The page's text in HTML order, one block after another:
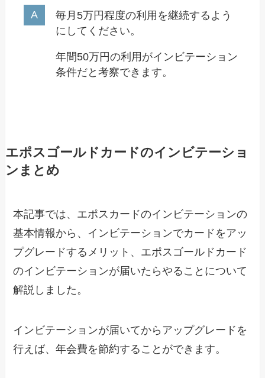
毎月5万円程度の利用を継続するよう
にしてください。
年間50万円の利用がインビテーション
条件だと考察できます。
エポスゴールドカードのインビテーショ
ンまとめ
本記事では、エポスカードのインビテーションの
基本情報から、インビテーションでカードをアッ
プグレードするメリット、エポスゴールドカード
のインビテーションが届いたらやることについて
解説しました。
インビテーションが届いてからアップグレードを
行えば、年会費を節約することができます。